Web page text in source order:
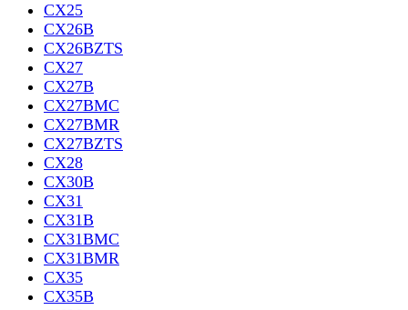
CX25
CX26B
CX26BZTS
CX27
CX27B
CX27BMC
CX27BMR
CX27BZTS
CX28
CX30B
CX31
CX31B
CX31BMC
CX31BMR
CX35
CX35B